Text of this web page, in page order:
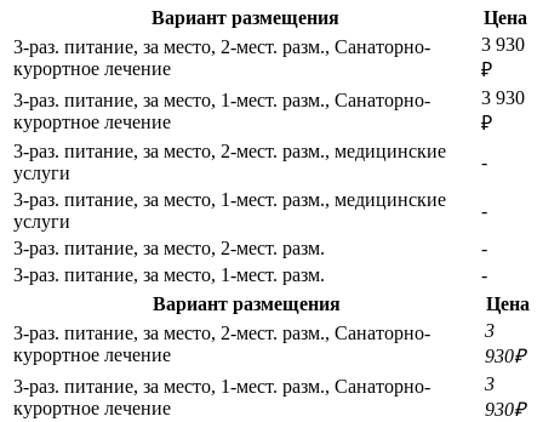
Вариант размещения
Цена
3-раз. питание, за место, 2-мест. разм., Санаторно-
курортное лечение
3 930
₽
3-раз. питание, за место, 1-мест. разм., Санаторно-
курортное лечение
3 930
₽
3-раз. питание, за место, 2-мест. разм., медицинские
услуги
-
3-раз. питание, за место, 1-мест. разм., медицинские
услуги
-
3-раз. питание, за место, 2-мест. разм.
-
3-раз. питание, за место, 1-мест. разм.
-
Вариант размещения
Цена
3-раз. питание, за место, 2-мест. разм., Санаторно-
курортное лечение
3
930₽
3-раз. питание, за место, 1-мест. разм., Санаторно-
курортное лечение
3
930₽